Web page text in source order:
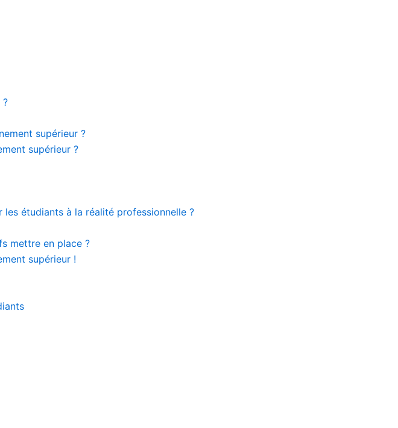
?
supérieur ?
supérieur ?
les étudiants à la réalité professionnelle ?
mettre en place ?
supérieur !